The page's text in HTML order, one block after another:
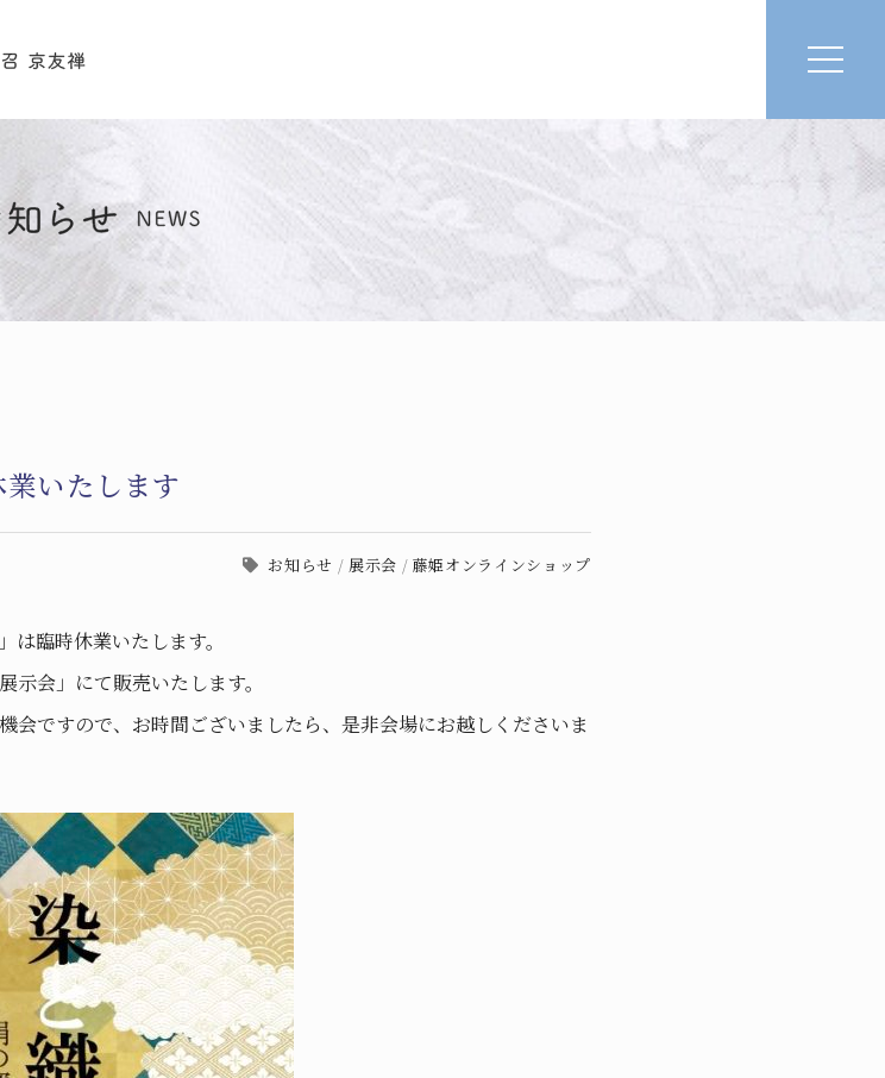
いたします
お知らせ / 展示会 / 藤姫オンラインショップ
臨時休業いたします。
会」にて販売いたします。
会ですので、お時間ございましたら、是非会場にお越しくださいま